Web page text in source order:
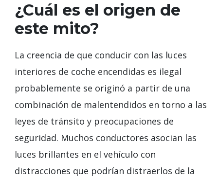
¿Cuál es el origen de
este mito?
La creencia de que conducir con las luces
interiores de coche encendidas es ilegal
probablemente se originó a partir de una
combinación de malentendidos en torno a las
leyes de tránsito y preocupaciones de
seguridad. Muchos conductores asocian las
luces brillantes en el vehículo con
distracciones que podrían distraerlos de la